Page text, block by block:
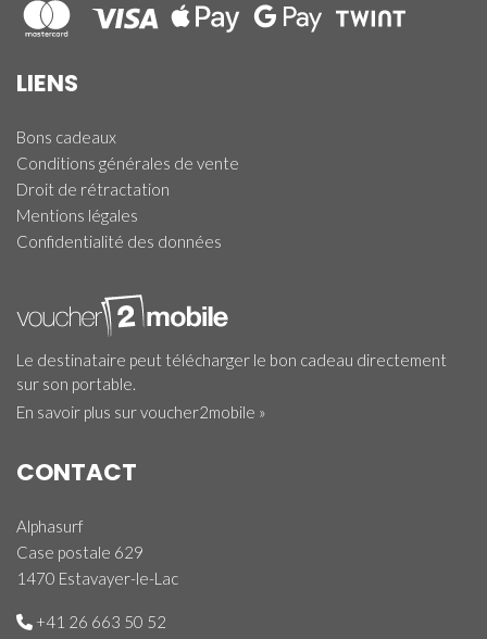
LIENS
Bons cadeaux
Conditions générales de vente
Droit de rétractation
Mentions légales
Confidentialité des données
Le destinataire peut télécharger le bon cadeau directement
sur son portable.
En savoir plus sur voucher2mobile »
CONTACT
Alphasurf
Case postale 629
1470 Estavayer-le-Lac
+41 26 663 50 52